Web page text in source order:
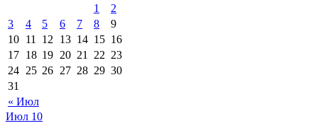
« Июл
1
2
3
4 5 6 7 8
9
10 11 12 13 14 15 16
17 18 19 20 21 22 23
24 25 26 27 28 29 30
31
Июл 10